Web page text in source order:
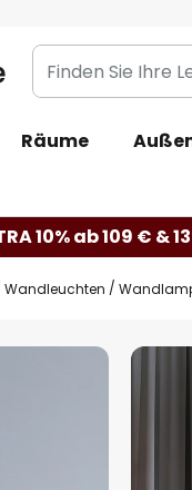
Finden
Sie
Leuchte...
Räume
10% ab 109 € &
Wandleuchten